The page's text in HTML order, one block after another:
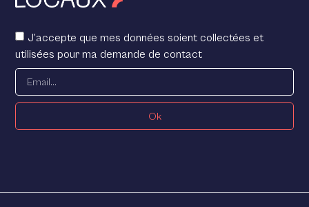
J’accepte que mes données soient collectées et
utilisées pour ma demande de contact
Ok